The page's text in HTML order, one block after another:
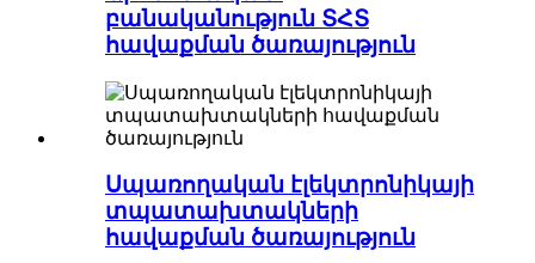
բանականություն ՏՀՏ
հավաքման ծառայություն
Սպառողական էլեկտրոնիկայի
տպատախտակների
հավաքման ծառայություն